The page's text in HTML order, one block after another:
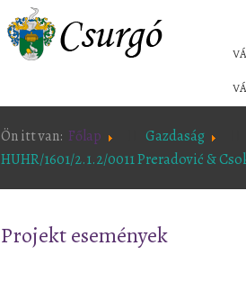
Ön itt van: Főlap Gazdaság
HUHR/1601/2.1.2/0011 Preradović &
Projekt események